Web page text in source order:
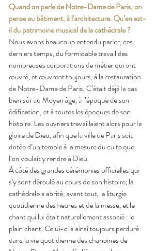
Quand on parle de Notre-Dame de Paris, on
pense au bâtiment, à l’architecture. Qu’en est-
il du patrimoine musical de la cathédrale ?
Nous avons beaucoup entendu parler, ces
derniers temps, du formidable travail des
nombreuses corporations de métier qui ont
œuvré, et œuvrent toujours, à la restauration
de Notre-Dame de Paris. C’était déjà la cas
bien sûr au Moyen âge, à l’époque de son
édification, et à toutes les époques de son
histoire. Les ouvriers travaillaient alors pour la
gloire de Dieu, afin que la ville de Paris soit
dotée d’un temple à la mesure du culte que
l’on voulait y rendre à Dieu.
À côté des grandes cérémonies officielles qui
s’y sont déroulé au cours de son histoire, la
cathédrale a abrité, avant tout, la liturgie
quotidienne des heures et de la messe, et le
chant qui lui était naturellement associé : le
plain chant. Celui-ci a ainsi toujours perduré
dans la vie quotidienne des chanoines de